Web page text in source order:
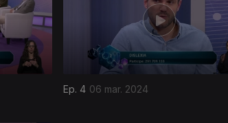
Ep. 4 06 mar. 2024